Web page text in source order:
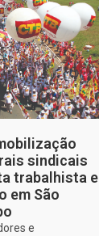
sindicais
trabalhista e
em São
e